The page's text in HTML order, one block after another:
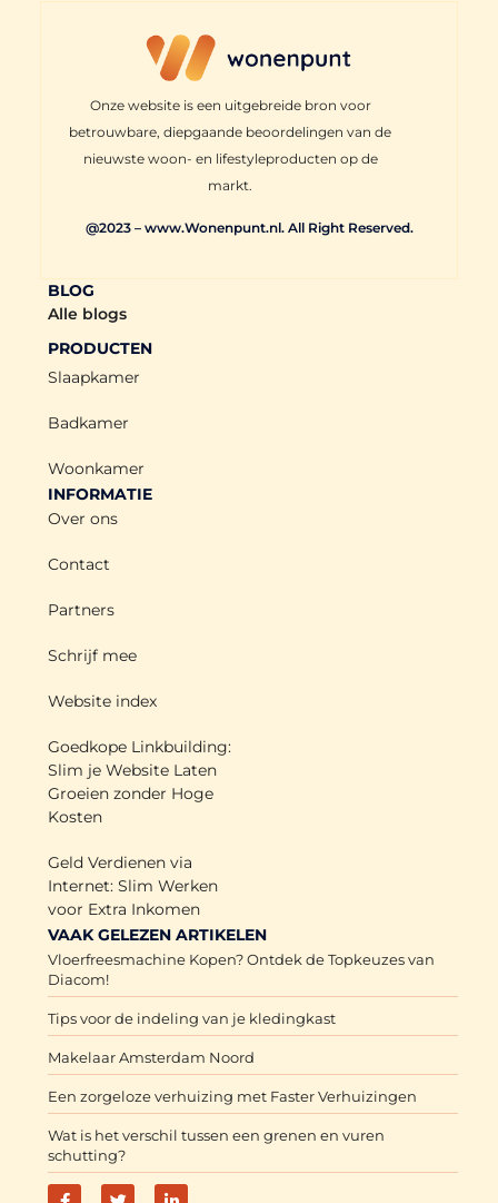
Onze website is een uitgebreide bron voor
betrouwbare, diepgaande beoordelingen van de
nieuwste woon- en lifestyleproducten op de
markt.
@2023 – www.Wonenpunt.nl. All Right Reserved.
BLOG
Alle blogs
PRODUCTEN
Slaapkamer
Badkamer
Woonkamer
INFORMATIE
Over ons
Contact
Partners
Schrijf mee
Website index
Goedkope Linkbuilding:
Slim je Website Laten
Groeien zonder Hoge
Kosten
Geld Verdienen via
Internet: Slim Werken
voor Extra Inkomen
VAAK GELEZEN ARTIKELEN
Vloerfreesmachine Kopen? Ontdek de Topkeuzes van
Diacom!
Tips voor de indeling van je kledingkast
Makelaar Amsterdam Noord
Een zorgeloze verhuizing met Faster Verhuizingen
Wat is het verschil tussen een grenen en vuren
schutting?